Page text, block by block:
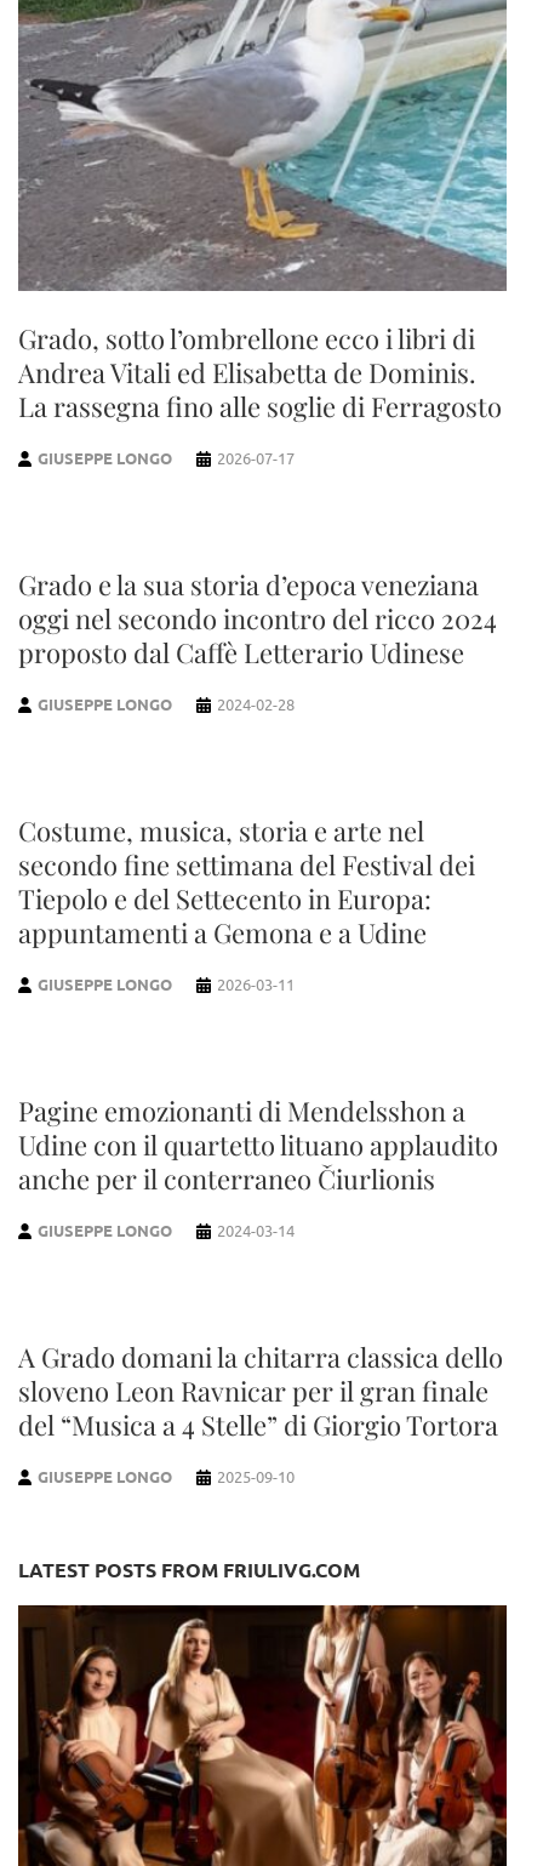
Grado, sotto l’ombrellone ecco i libri di
Andrea Vitali ed Elisabetta de Dominis.
La rassegna fino alle soglie di Ferragosto
GIUSEPPE LONGO 2026-07-17
Grado e la sua storia d’epoca veneziana
oggi nel secondo incontro del ricco 2024
proposto dal Caffè Letterario Udinese
GIUSEPPE LONGO 2024-02-28
Costume, musica, storia e arte nel
secondo fine settimana del Festival dei
Tiepolo e del Settecento in Europa:
appuntamenti a Gemona e a Udine
GIUSEPPE LONGO 2026-03-11
Pagine emozionanti di Mendelsshon a
Udine con il quartetto lituano applaudito
anche per il conterraneo Čiurlionis
GIUSEPPE LONGO 2024-03-14
A Grado domani la chitarra classica dello
sloveno Leon Ravnicar per il gran finale
del “Musica a 4 Stelle” di Giorgio Tortora
GIUSEPPE LONGO 2025-09-10
LATEST POSTS FROM FRIULIVG.COM